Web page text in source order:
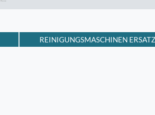
REINIGUNGSMASCHINEN